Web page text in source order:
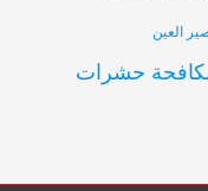
العين
حشرات